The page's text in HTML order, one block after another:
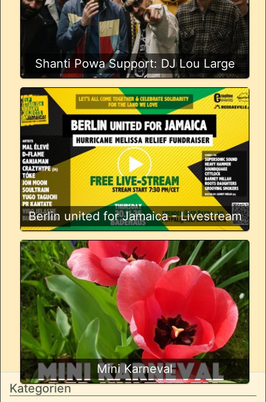
Shanti Powa Support: DJ Lou Large
Berlin united for Jamaica - Livestream
Mini Karneval
Kategorien